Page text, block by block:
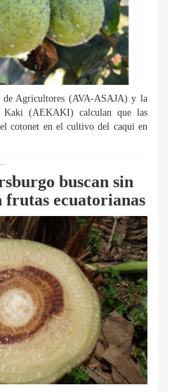
de Agricultores (AVA-ASAJA) y la
Kaki (AEKAKI) calculan que las
cotonet en el cultivo del caqui en
buscan sin
frutas ecuatorianas